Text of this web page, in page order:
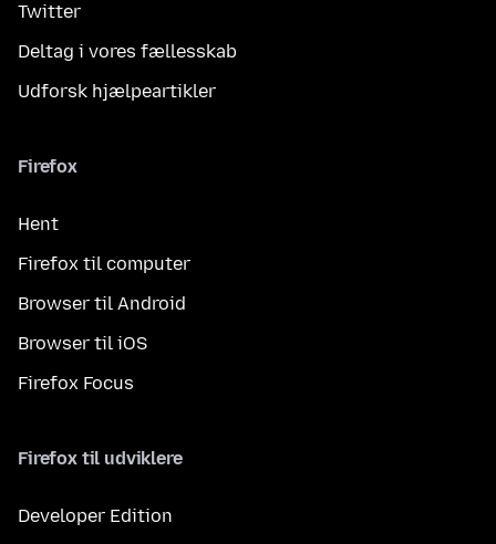
Twitter
Deltag i vores fællesskab
Udforsk hjælpeartikler
Firefox
Hent
Firefox til computer
Browser til Android
Browser til iOS
Firefox Focus
Firefox til udviklere
Developer Edition